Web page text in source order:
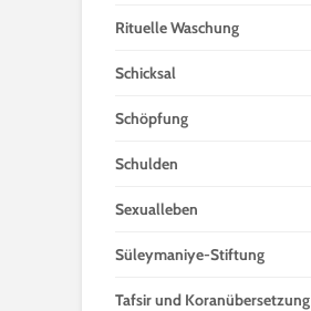
Rituelle Waschung
Schicksal
Schöpfung
Schulden
Sexualleben
Süleymaniye-Stiftung
Tafsir und Koranübersetzung